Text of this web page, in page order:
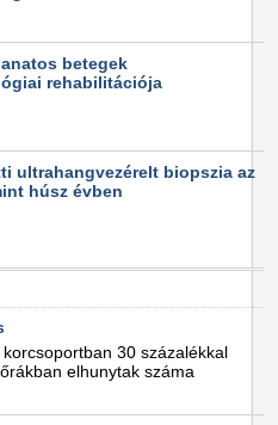
betegek
rehabilitációja
ultrahangvezérelt biopszia az
húsz évben
30 százalékkal
elhunytak száma